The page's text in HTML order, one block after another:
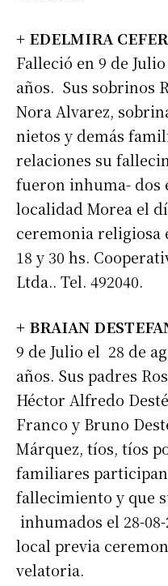
+ EDELMIRA
Falleció en 9 de Julio
años. Sus sobrinos
Nora Alvarez,
nietos y demás
relaciones su
fueron inhuma- dos
localidad Morea el
ceremonia religiosa
18 y 30 hs.
Ltda.. Tel. 492040.
+ BRAIAN
9 de Julio el 28 de
años. Sus padres
Héctor Alfredo
Franco y Bruno
Márquez, tíos, tíos
familiares
fallecimiento y que
inhumados el 28-
local previa
velatoria.